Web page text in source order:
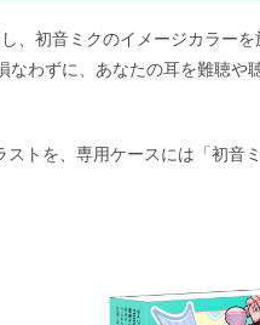
、初音ミクのイメージカラー
わずに、あなたの耳を難聴や
トを、専用ケースには「初音